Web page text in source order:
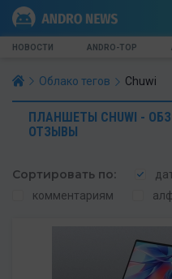
НОВОСТИ ANDRO-TOP
Облако тегов Chuwi
ПЛАНШЕТЫ CHUWI -
ОТЗЫВЫ
Сортировать по:
комментариям